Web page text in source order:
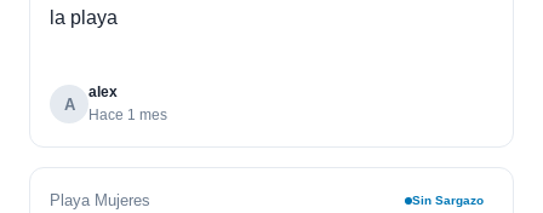
la playa
A
alex
Hace 1 mes
Playa Mujeres Sin Sargazo